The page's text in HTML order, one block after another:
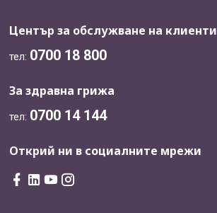
Център за обслужване на клиенти
тел: 0700 18 800
За здравна грижа
тел: 0700 14 144
Открий ни в социалните мрежи